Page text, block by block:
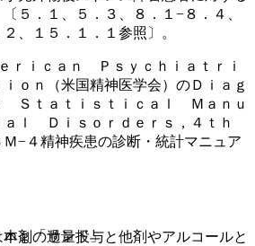
ｇ「サンド」
５．１、５．３、８．１−８．４、
、１５．１．１参照〕。
ｒｉｃａｎ Ｐｓｙｃｈｉａｔｒｉ
ｏｎ（米国精神医学会）のＤｉａｇ
Ｓｔａｔｉｓｔｉｃａｌ Ｍａｎｕ
ｌ Ｄｉｓｏｒｄｅｒｓ，４ｔｈ
−４精神疾患の診断・統計マニュア
剤の過量投与と他剤やアルコールと